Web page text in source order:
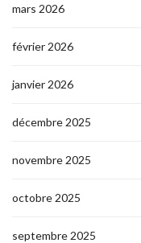
mars 2026
février 2026
janvier 2026
décembre 2025
novembre 2025
octobre 2025
septembre 2025